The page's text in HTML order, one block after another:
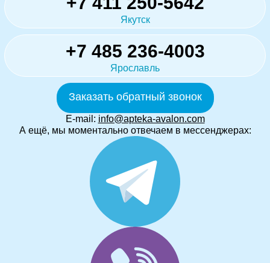
Якутск
+7 485 236-4003
Ярославль
Заказать обратный звонок
E-mail: info@apteka-avalon.com
А ещё, мы моментально отвечаем в мессенджерах: